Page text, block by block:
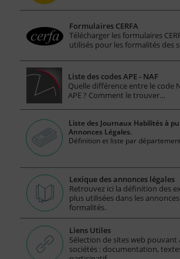
Formulaires CERFA
Télécharger les formulaires
utilisés pour les formalités des
Liste des codes APE - NAF
Quelle différence entre le code
APE ? Comment le trouver…
Liste des Journaux Habilités à
Annonces Légales.
Définition et liste par
Lexique des annonces légales
Retrouvez ici la définition des
plus utilisées dans les
formalités.
Liens Utiles
Sélection de sites web
sociétés : documentation,